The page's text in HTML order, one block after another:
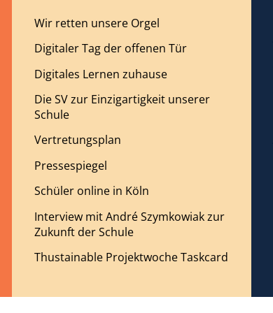
Wir retten unsere Orgel
Digitaler Tag der offenen Tür
Digitales Lernen zuhause
Die SV zur Einzigartigkeit unserer
Schule
Vertretungsplan
Pressespiegel
Schüler online in Köln
Interview mit André Szymkowiak zur
Zukunft der Schule
Thustainable Projektwoche Taskcard